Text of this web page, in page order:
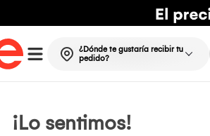
¿Dónde te gustaría recibir tu
pedido?
¡Lo sentimos!